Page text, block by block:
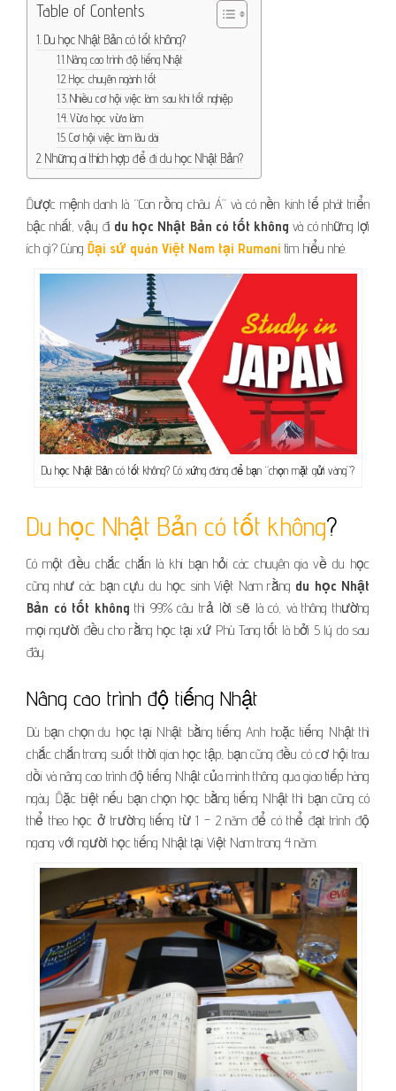
Table of Contents
Du học Nhật Bản có tốt không?
Nâng cao trình độ tiếng Nhật
Học chuyên ngành tốt
Nhiều cơ hội việc làm sau khi tốt nghiệp
Vừa học vừa làm
Cơ hội việc làm lâu dài
Những ai thích hợp để đi du học Nhật Bản?
Được mệnh danh là “Con rồng châu Á” và có nền kinh tế phát triển
bậc nhất, vậy đi du học Nhật Bản có tốt không và có những lợi
ích gì? Cùng Đại sứ quán Việt Nam tại Rumani tìm hiểu nhé.
Du học Nhật Bản có tốt không? Có xứng đáng để bạn “chọn mặt gửi vàng”?
Du học Nhật Bản có tốt không?
Có một điều chắc chắn là khi bạn hỏi các chuyên gia về du học
cũng như các bạn cựu du học sinh Việt Nam rằng du học Nhật
Bản có tốt không thì 99% câu trả lời sẽ là có, và thông thường
mọi người đều cho rằng học tại xứ Phù Tang tốt là bởi 5 lý do sau
đây.
Nâng cao trình độ tiếng Nhật
Dù bạn chọn du học tại Nhật bằng tiếng Anh hoặc tiếng Nhật thì
chắc chắn trong suốt thời gian học tập, bạn cũng đều có cơ hội trau
dồi và nâng cao trình độ tiếng Nhật của mình thông qua giao tiếp hàng
ngày. Đặc biệt nếu bạn chọn học bằng tiếng Nhật thì bạn cũng có
thể theo học ở trường tiếng từ 1 – 2 năm để có thể đạt trình độ
ngang với người học tiếng Nhật tại Việt Nam trong 4 năm.